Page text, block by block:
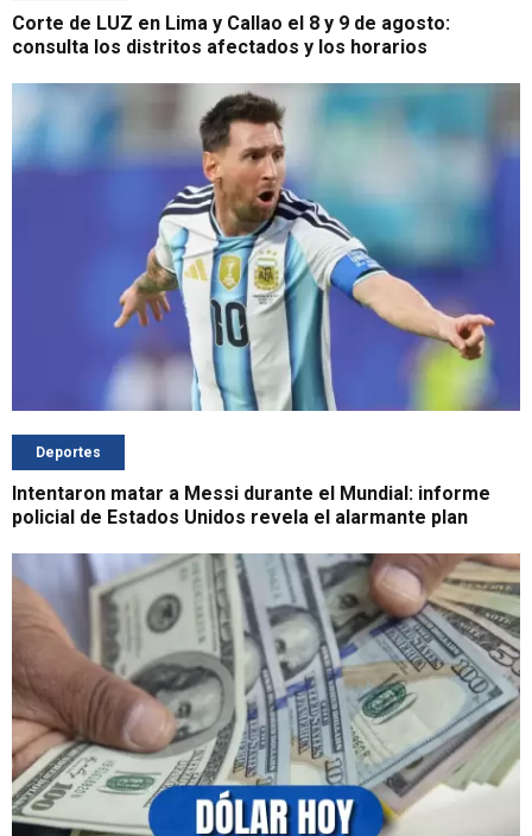
Corte de LUZ en Lima y Callao el 8 y 9 de agosto:
consulta los distritos afectados y los horarios
Deportes
Intentaron matar a Messi durante el Mundial: informe
policial de Estados Unidos revela el alarmante plan